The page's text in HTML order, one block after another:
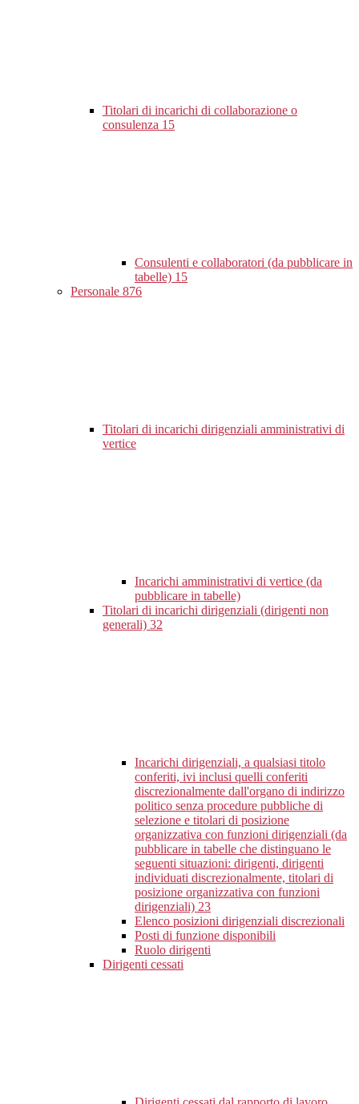
Titolari di incarichi di collaborazione o
consulenza 15
Consulenti e collaboratori (da pubblicare in
tabelle) 15
Personale 876
Titolari di incarichi dirigenziali amministrativi di
vertice
Incarichi amministrativi di vertice (da
pubblicare in tabelle)
Titolari di incarichi dirigenziali (dirigenti non
generali) 32
Incarichi dirigenziali, a qualsiasi titolo
conferiti, ivi inclusi quelli conferiti
discrezionalmente dall'organo di indirizzo
politico senza procedure pubbliche di
selezione e titolari di posizione
organizzativa con funzioni dirigenziali (da
pubblicare in tabelle che distinguano le
seguenti situazioni: dirigenti, dirigenti
individuati discrezionalmente, titolari di
posizione organizzativa con funzioni
dirigenziali) 23
Elenco posizioni dirigenziali discrezionali
Posti di funzione disponibili
Ruolo dirigenti
Dirigenti cessati